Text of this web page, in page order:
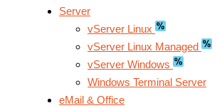
Server
vServer Linux
vServer Linux Managed
vServer Windows
Windows Terminal Server
eMail & Office